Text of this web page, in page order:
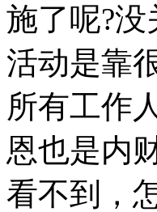
施了呢?
活动是靠
所有工作
恩也是内
看不到，